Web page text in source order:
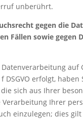
unberührt.
gegen die
Fällen sowie gegen
auf
DSGVO erfolgt, haben
sich aus Ihrer
Verarbeitung Ihrer
einzulegen; dies